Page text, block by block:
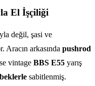
El İşçiliği
değil, şasi ve
Aracın arkasında pushrod
vintage BBS E55 yarış
sabitlenmiş.